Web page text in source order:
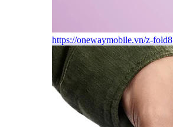
https://onewaymobile.vn/z-fold8